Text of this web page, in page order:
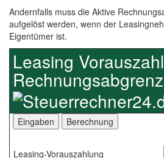
Andernfalls muss die Aktive
aufgelöst werden, wenn der
Eigentümer ist.
Leasing
Leasing-Vorauszahlung